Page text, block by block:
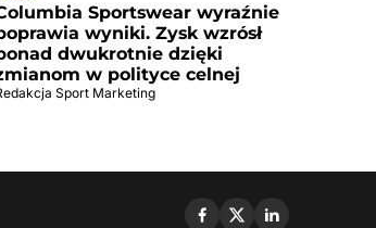
Sportswear wyraźnie
wyniki. Zysk wzrósł
dwukrotnie dzięki
w polityce celnej
Sport Marketing